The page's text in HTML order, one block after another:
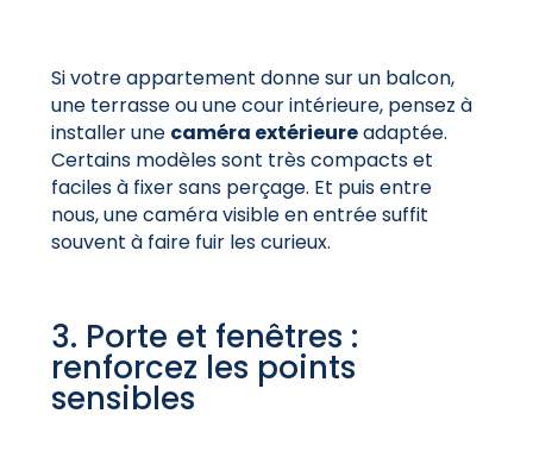
Si votre appartement donne sur un balcon,
une terrasse ou une cour intérieure, pensez à
installer une caméra extérieureadaptée.
Certains modèles sont très compacts et
faciles à fixer sans perçage. Et puis entre
nous, une caméra visible en entrée suffit
souvent à faire fuir les curieux.
3. Porte et fenêtres :
renforcez les points
sensibles